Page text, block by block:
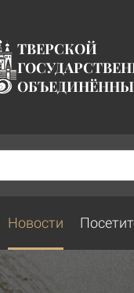
ТВЕРСКОЙ
Новости